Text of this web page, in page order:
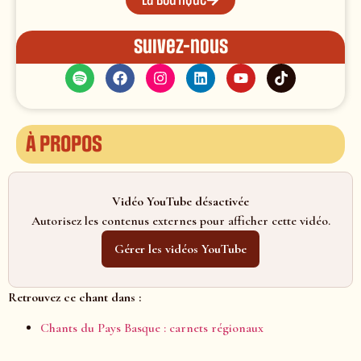
Suivez-nous
À propos
Vidéo YouTube désactivée
Autorisez les contenus externes pour afficher cette vidéo.
Gérer les vidéos YouTube
Retrouvez ce chant dans :
Chants du Pays Basque : carnets régionaux